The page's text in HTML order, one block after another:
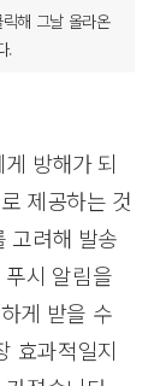
해 그날 올라온
.
방해가 되
제공하는 것
고려해 발송
시 알림을
게 받을 수
효과적일지